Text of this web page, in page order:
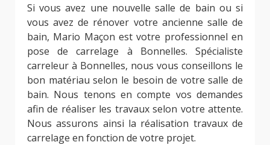
Si vous avez une nouvelle salle de bain ou si
vous avez de rénover votre ancienne salle de
bain, Mario Maçon est votre professionnel en
pose de carrelage à Bonnelles. Spécialiste
carreleur à Bonnelles, nous vous conseillons le
bon matériau selon le besoin de votre salle de
bain. Nous tenons en compte vos demandes
afin de réaliser les travaux selon votre attente.
Nous assurons ainsi la réalisation travaux de
carrelage en fonction de votre projet.